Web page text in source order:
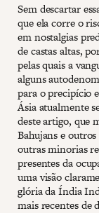
Sem descartar
que ela corre o
em nostalgias
de castas altas,
pelas quais a
alguns
para o precipício
Ásia atualmente
deste artigo, que
Bahujans e
outras minorias
presentes da
uma visão
glória da Índia
mais recentes de